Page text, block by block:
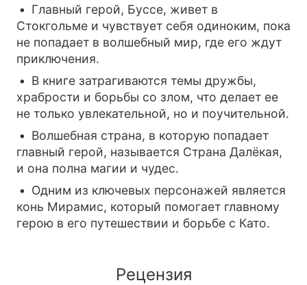
Главный герой, Буссе, живет в
Стокгольме и чувствует себя одиноким, пока
не попадает в волшебный мир, где его ждут
приключения.
В книге затрагиваются темы дружбы,
храбрости и борьбы со злом, что делает ее
не только увлекательной, но и поучительной.
Волшебная страна, в которую попадает
главный герой, называется Страна Далёкая,
и она полна магии и чудес.
Одним из ключевых персонажей является
конь Мирамис, который помогает главному
герою в его путешествии и борьбе с Като.
Рецензия